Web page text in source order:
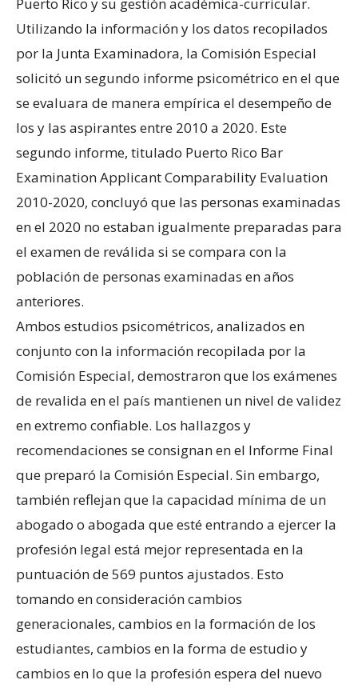
Utilizando la información y los datos recopilados
por la Junta Examinadora, la Comisión Especial
solicitó un segundo informe psicométrico en el que
se evaluara de manera empírica el desempeño de
los y las aspirantes entre 2010 a 2020. Este
segundo informe, titulado Puerto Rico Bar
Examination Applicant Comparability Evaluation
2010-2020, concluyó que las personas examinadas
en el 2020 no estaban igualmente preparadas para
el examen de reválida si se compara con la
población de personas examinadas en años
anteriores.
Ambos estudios psicométricos, analizados en
conjunto con la información recopilada por la
Comisión Especial, demostraron que los exámenes
de revalida en el país mantienen un nivel de validez
en extremo confiable. Los hallazgos y
recomendaciones se consignan en el Informe Final
que preparó la Comisión Especial. Sin embargo,
también reflejan que la capacidad mínima de un
abogado o abogada que esté entrando a ejercer la
profesión legal está mejor representada en la
puntuación de 569 puntos ajustados. Esto
tomando en consideración cambios
generacionales, cambios en la formación de los
estudiantes, cambios en la forma de estudio y
cambios en lo que la profesión espera del nuevo